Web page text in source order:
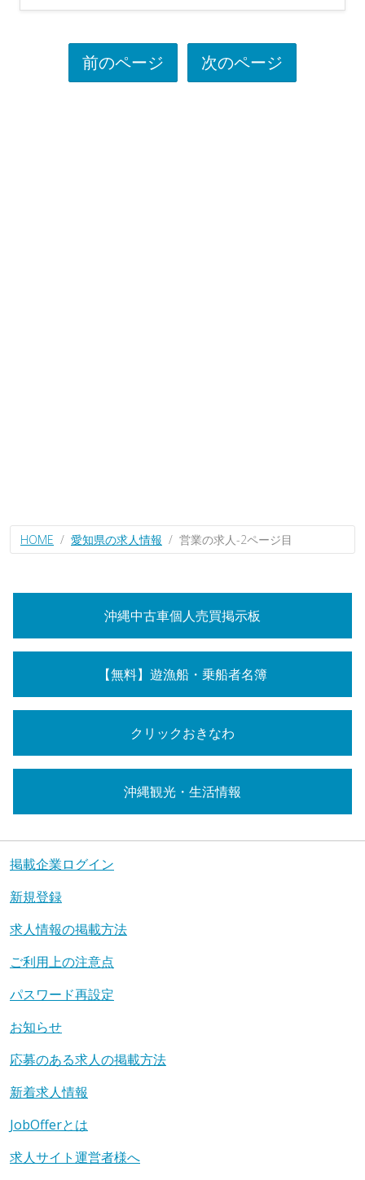
前のページ 次のページ
HOME 愛知県の求人情報 営業の求人-2ページ目
沖縄中古車個人売買掲示板
【無料】遊漁船・乗船者名簿
クリックおきなわ
沖縄観光・生活情報
掲載企業ログイン
新規登録
求人情報の掲載方法
ご利用上の注意点
パスワード再設定
お知らせ
応募のある求人の掲載方法
新着求人情報
JobOfferとは
求人サイト運営者様へ